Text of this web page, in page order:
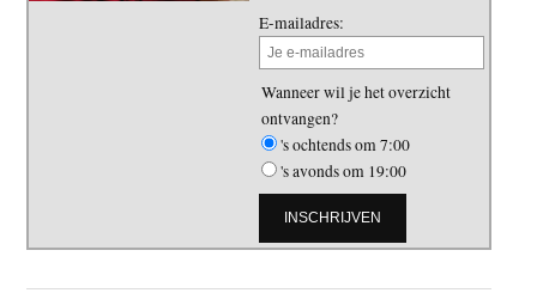
E-mailadres:
Wanneer wil je het overzicht
ontvangen?
's ochtends om 7:00
's avonds om 19:00